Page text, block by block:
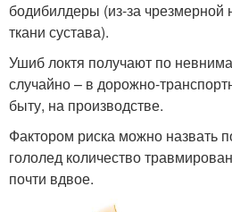
бодибилдеры (из-за чрезмерной
ткани сустава).
Ушиб локтя получают по
случайно – в дорожно-
быту, на производстве.
Фактором риска можно назвать
гололед количество
почти вдвое.